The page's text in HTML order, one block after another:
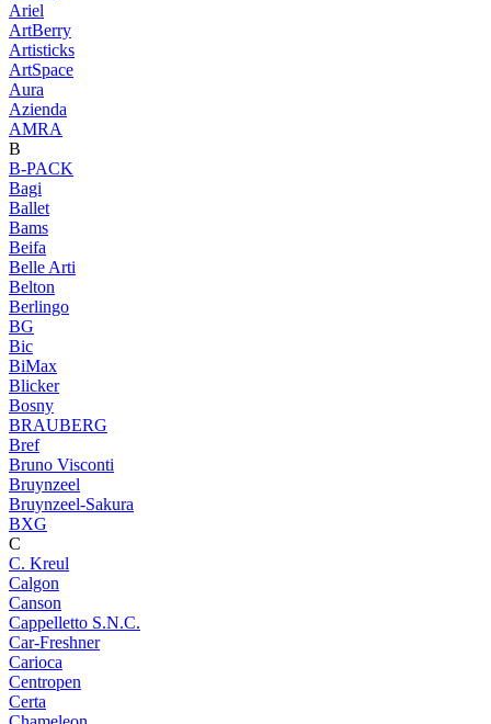
Ariel
ArtBerry
Artisticks
ArtSpace
Aura
Azienda
AМRA
B
B-PACK
Bagi
Ballet
Bams
Beifa
Belle Arti
Belton
Berlingo
BG
Bic
BiMax
Blicker
Bosny
BRAUBERG
Bref
Bruno Visconti
Bruynzeel
Bruynzeel-Sakura
BXG
C
C. Kreul
Calgon
Canson
Cappelletto S.N.C.
Car-Freshner
Carioca
Centropen
Certa